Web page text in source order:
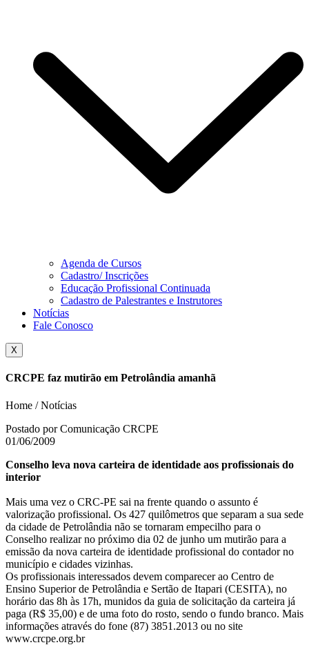
Agenda de Cursos
Cadastro/ Inscrições
Educação Profissional Continuada
Cadastro de Palestrantes e Instrutores
Notícias
Fale Conosco
X
CRCPE faz mutirão em Petrolândia amanhã
Home / Notícias
Postado por Comunicação CRCPE
01/06/2009
Conselho leva nova carteira de identidade aos profissionais do
interior
Mais uma vez o CRC-PE sai na frente quando o assunto é
valorização profissional. Os 427 quilômetros que separam a sua sede
da cidade de Petrolândia não se tornaram empecilho para o
Conselho realizar no próximo dia 02 de junho um mutirão para a
emissão da nova carteira de identidade profissional do contador no
município e cidades vizinhas.
Os profissionais interessados devem comparecer ao Centro de
Ensino Superior de Petrolândia e Sertão de Itapari (CESITA), no
horário das 8h às 17h, munidos da guia de solicitação da carteira já
paga (R$ 35,00) e de uma foto do rosto, sendo o fundo branco. Mais
informações através do fone (87) 3851.2013 ou no site
www.crcpe.org.br